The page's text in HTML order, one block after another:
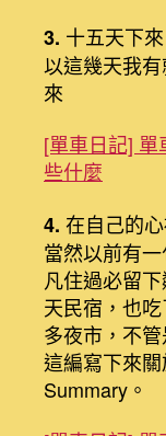
3. 十五天下
以這幾天我
來
[單車日記]
些什麼
4. 在自己的
當然以前有
凡住過必留
天民宿，也
多夜市，不
這編寫下來
Summary。